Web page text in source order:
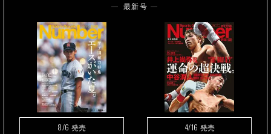
最新号
8/6 発売 4/16 発売